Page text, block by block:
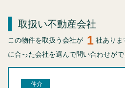
取扱い不動産会社
この物件を取扱う会社が 1 社ありま
に合った会社を選んで問い合わせがで
仲介